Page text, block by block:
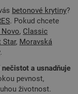
betonové krytiny?
. Pokud chcete
, Classic
Star, Moravská
.
a usnadňuje
pevnost,
životnost.